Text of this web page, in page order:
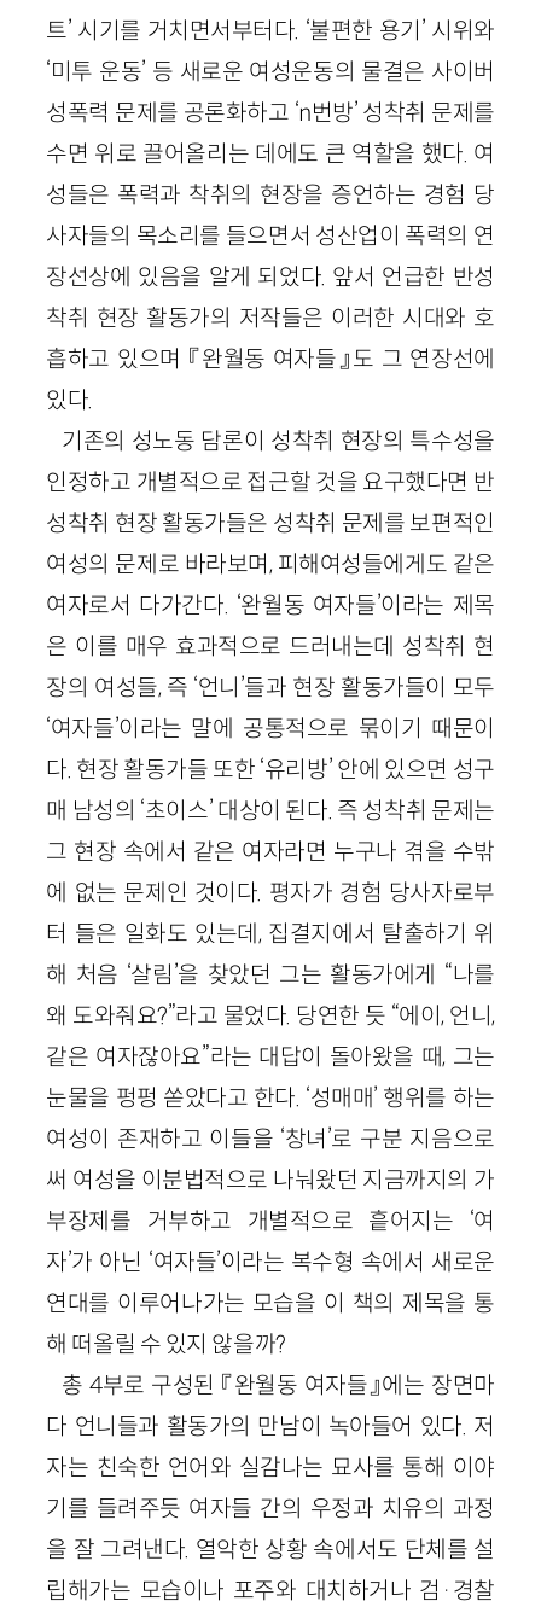
트’ 시기를 거치면서부터다. ‘불편한 용기’ 시위와
‘미투 운동’ 등 새로운 여성운동의 물결은 사이버
성폭력 문제를 공론화하고 ‘n번방’ 성착취 문제를
수면 위로 끌어올리는 데에도 큰 역할을 했다. 여
성들은 폭력과 착취의 현장을 증언하는 경험 당
사자들의 목소리를 들으면서 성산업이 폭력의 연
장선상에 있음을 알게 되었다. 앞서 언급한 반성
착취 현장 활동가의 저작들은 이러한 시대와 호
흡하고 있으며 『완월동 여자들』도 그 연장선에
있다.
기존의 성노동 담론이 성착취 현장의 특수성을
인정하고 개별적으로 접근할 것을 요구했다면 반
성착취 현장 활동가들은 성착취 문제를 보편적인
여성의 문제로 바라보며, 피해여성들에게도 같은
여자로서 다가간다. ‘완월동 여자들’이라는 제목
은 이를 매우 효과적으로 드러내는데 성착취 현
장의 여성들, 즉 ‘언니’들과 현장 활동가들이 모두
‘여자들’이라는 말에 공통적으로 묶이기 때문이
다. 현장 활동가들 또한 ‘유리방’ 안에 있으면 성구
매 남성의 ‘초이스’ 대상이 된다. 즉 성착취 문제는
그 현장 속에서 같은 여자라면 누구나 겪을 수밖
에 없는 문제인 것이다. 평자가 경험 당사자로부
터 들은 일화도 있는데, 집결지에서 탈출하기 위
해 처음 ‘살림’을 찾았던 그는 활동가에게 “나를
왜 도와줘요?”라고 물었다. 당연한 듯 “에이, 언니,
같은 여자잖아요”라는 대답이 돌아왔을 때, 그는
눈물을 펑펑 쏟았다고 한다. ‘성매매’ 행위를 하는
여성이 존재하고 이들을 ‘창녀’로 구분 지음으로
써 여성을 이분법적으로 나눠왔던 지금까지의 가
부장제를 거부하고 개별적으로 흩어지는 ‘여
자’가 아닌 ‘여자들’이라는 복수형 속에서 새로운
연대를 이루어나가는 모습을 이 책의 제목을 통
해 떠올릴 수 있지 않을까?
총 4부로 구성된 『완월동 여자들』에는 장면마
다 언니들과 활동가의 만남이 녹아들어 있다. 저
자는 친숙한 언어와 실감나는 묘사를 통해 이야
기를 들려주듯 여자들 간의 우정과 치유의 과정
을 잘 그려낸다. 열악한 상황 속에서도 단체를 설
립해가는 모습이나 포주와 대치하거나 검·경찰